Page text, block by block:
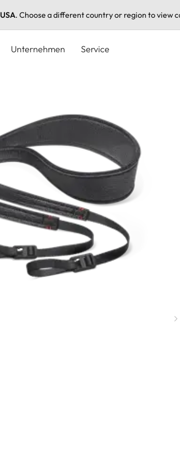
USA. Choose a different country or region to view
Unternehmen Service